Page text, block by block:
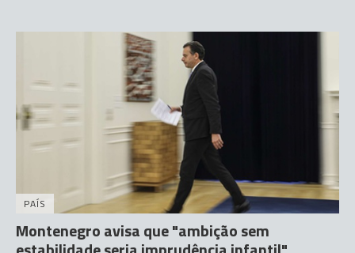
PAÍS
Montenegro avisa que "ambição sem